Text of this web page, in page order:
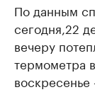
По данным
сегодня,22
вечеру
термометра
воскресенье